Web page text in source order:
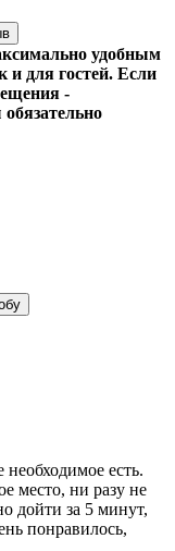
удобным
и для гостей. Если
-
есть.
место, ни разу не
дойти за 5 минут,
понравилось,